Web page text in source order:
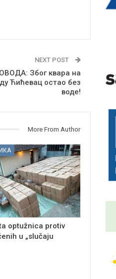
NEXT POST
Због квара на
Ћићевац остао без
воде!
More From Author
optužnica protiv
u „slučaju